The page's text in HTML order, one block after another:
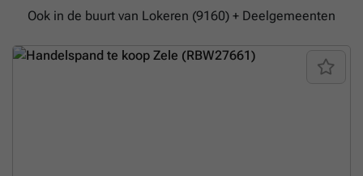
Ook in de buurt van Lokeren (9160) + Deelgemeenten